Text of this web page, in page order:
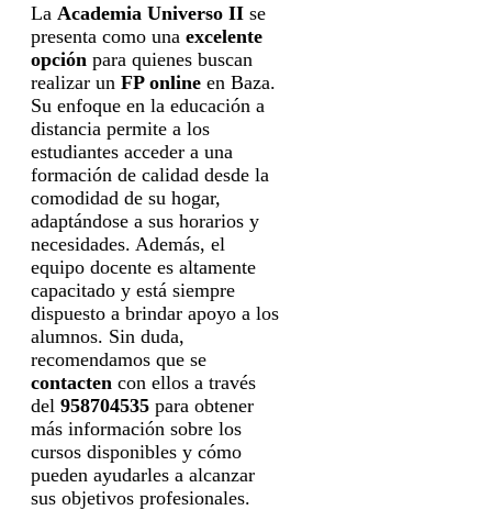
La Academia Universo II se
presenta como una excelente
opción para quienes buscan
realizar un FP online en Baza.
Su enfoque en la educación a
distancia permite a los
estudiantes acceder a una
formación de calidad desde la
comodidad de su hogar,
adaptándose a sus horarios y
necesidades. Además, el
equipo docente es altamente
capacitado y está siempre
dispuesto a brindar apoyo a los
alumnos. Sin duda,
recomendamos que se
contacten con ellos a través
del 958704535 para obtener
más información sobre los
cursos disponibles y cómo
pueden ayudarles a alcanzar
sus objetivos profesionales.